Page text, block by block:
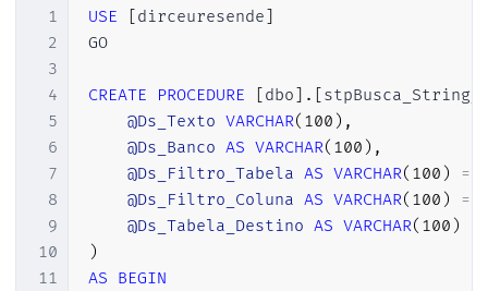
1
2
3
4
5
6
7
8
9
10
11
USE dirceuresende
GO
CREATE PROCEDURE dbo .
@Ds_Texto VARCHAR( 100 ) ,
@Ds_Banco AS VARCHAR( 100 ) ,
@Ds_Filtro_Tabela AS VARCHAR( 100 ) =
@Ds_Filtro_Coluna AS VARCHAR( 100 ) =
@Ds_Tabela_Destino AS VARCHAR( 100 )
)
AS BEGIN